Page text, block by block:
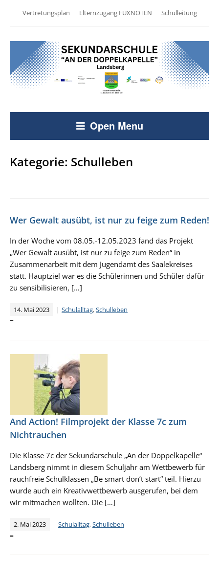
Vertretungsplan Elternzugang FUXNOTEN Schulleitung
Open Menu
Kategorie: Schulleben
Wer Gewalt ausübt, ist nur zu feige zum Reden!
In der Woche vom 08.05.-12.05.2023 fand das Projekt
„Wer Gewalt ausübt, ist nur zu feige zum Reden“ in
Zusammenarbeit mit dem Jugendamt des Saalekreises
statt. Hauptziel war es die Schülerinnen und Schüler dafür
zu sensibilisieren, […]
14. Mai 2023 Schulalltag,Schulleben
=
And Action! Filmprojekt der Klasse 7c zum
Nichtrauchen
Die Klasse 7c der Sekundarschule „An der Doppelkapelle“
Landsberg nimmt in diesem Schuljahr am Wettbewerb für
rauchfreie Schulklassen „Be smart don’t start“ teil. Hierzu
wurde auch ein Kreativwettbewerb ausgerufen, bei dem
wir mitmachen wollten. Die […]
2. Mai 2023 Schulalltag,Schulleben
=